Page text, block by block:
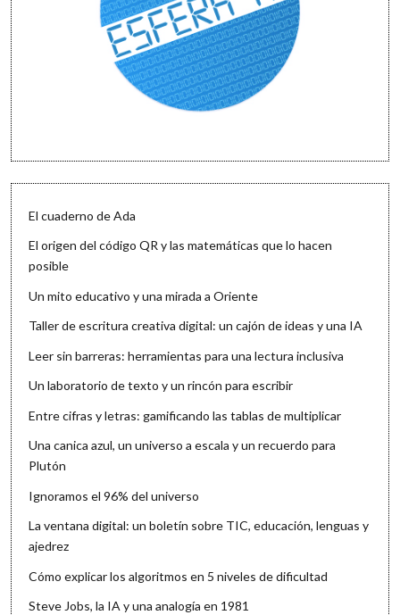
El cuaderno de Ada
El origen del código QR y las matemáticas que lo hacen
posible
Un mito educativo y una mirada a Oriente
Taller de escritura creativa digital: un cajón de ideas y una IA
Leer sin barreras: herramientas para una lectura inclusiva
Un laboratorio de texto y un rincón para escribir
Entre cifras y letras: gamificando las tablas de multiplicar
Una canica azul, un universo a escala y un recuerdo para
Plutón
Ignoramos el 96% del universo
La ventana digital: un boletín sobre TIC, educación, lenguas y
ajedrez
Cómo explicar los algoritmos en 5 niveles de dificultad
Steve Jobs, la IA y una analogía en 1981